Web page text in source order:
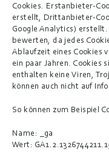
Cookies. Erstanbieter-
erstellt, Drittanbieter-
Google Analytics)
bewerten, da jedes
Ablaufzeit eines Cookies
ein paar Jahren. Cookies
enthalten keine Viren,
können auch nicht auf
So können zum Beispiel
Name:
_ga
Wert: